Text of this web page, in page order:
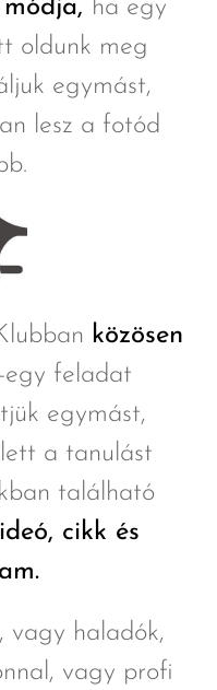
ha egy
oldunk meg
egymást,
lesz a fotód
közösen
egy feladat
egymást,
a tanulást
található
cikk és
vagy haladók,
vagy profi